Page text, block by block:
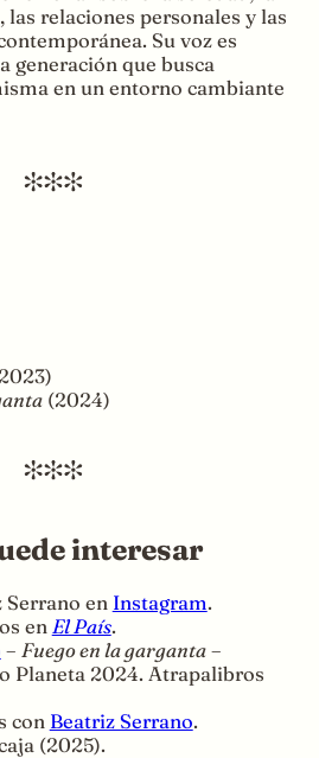
relaciones personales y las
Su voz es
generación que busca
en un entorno cambiante
(2024)
interesar
Serrano en Instagram.
en El País.
– Fuego en la garganta–
Planeta 2024. Atrapalibros
con Beatriz Serrano.
(2025).